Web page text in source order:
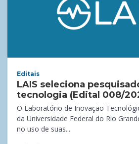
Editais
LAIS seleciona
tecnologia (Edital 008/
O Laboratório de Inovação
da Universidade Federal do Rio
no uso de suas...